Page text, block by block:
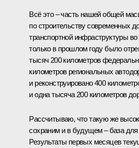
Всё это – часть нашей общей
по строительству современных
транспортной инфраструктуры
только в прошлом году было
тысяч 200 километров
километров региональных
и реконструировано 400
и одна тысяча 200 километров
Рассчитываю, что такую же
сохраним и в будущем – база для
Результаты первых месяцев